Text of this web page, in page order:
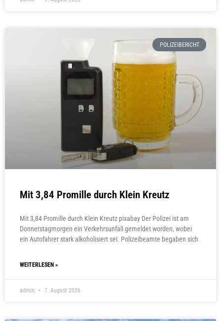
POLIZEIBERICHT
Mit 3,84 Promille durch Klein Kreutz
Mit 3,84 Promille durch Klein Kreutz pixabay Der Polizei ist am
Donnerstagmorgen ein Verkehrsunfall gemeldet worden, wobei
ein Autofahrer stark alkoholisiert sei. Polizeibeamte begaben sich
WEITERLESEN »
admin 7. August 2026